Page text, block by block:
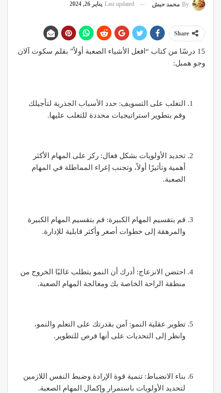
By محمد حبش Last updated يناير 26, 2024
Share
15 درسًا من كتاب “افعل الأشياء الصعبة أولاً” بقلم سكوت آلان
وجو همبل:
التغلب على التسويف: حدد الأسباب الجذرية لتأجيلك
وقم بتطوير استراتيجيات محددة للتغلب عليها.
تحديد الأولويات بشكل فعال: ركز على المهام الأكثر
أهمية وتأثيرًا أولاً، وتجنب إغراء المماطلة في المهام
الصعبة.
قم بتقسيم المهام الكبيرة: قم بتقسيم المهام الكبيرة
والمرهقة إلى خطوات أصغر وأكثر قابلية للإدارة.
احتضن الانزعاج: أدرك أن النمو يتطلب غالبًا الخروج من
منطقة الراحة الخاصة بك ومعالجة المهام الصعبة.
تطوير عقلية النمو: آمن بقدرتك على التعلم والنمو،
وانظر إلى التحديات على أنها فرص للتطوير.
بناء الانضباط: تنمية قوة الإرادة وضبط النفس اللازمين
لتحديد الأولويات باستمرار وإكمال المهام الصعبة.